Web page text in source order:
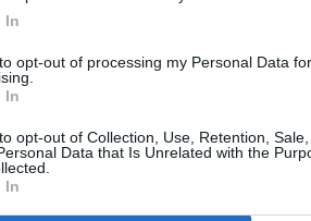
In
opt-out of processing my Personal Data
In
opt-out of Collection, Use, Retention,
Data that Is Unrelated with the
In